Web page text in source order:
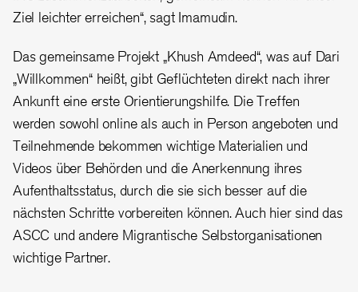
Ziel leichter erreichen“, sagt Imamudin.
Das gemeinsame Projekt „Khush Amdeed“, was auf Dari
„Willkommen“heißt,gibt Geflüchteten direkt nach ihrer
Ankunft eine erste Orientierungshilfe. Die Treffen
werden sowohl online als auch in Person angeboten und
Teilnehmende bekommen wichtige Materialien und
Videos über Behörden und die Anerkennung ihres
Aufenthaltsstatus, durch die sie sich besser auf die
nächsten Schritte vorbereiten können. Auch hier sind das
ASCC und andere Migrantische Selbstorganisationen
wichtige Partner.